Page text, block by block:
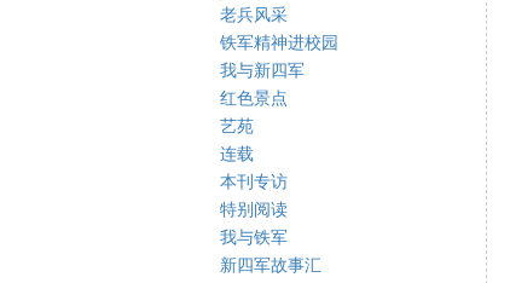
老兵风采
铁军精神进校园
我与新四军
红色景点
艺苑
连载
本刊专访
特别阅读
我与铁军
新四军故事汇